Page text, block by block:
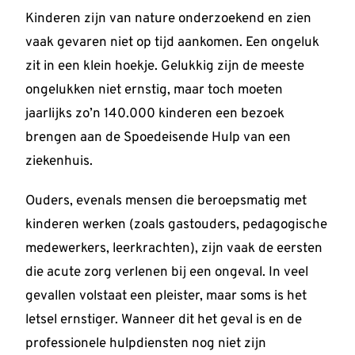
Kinderen zijn van nature onderzoekend en zien
vaak gevaren niet op tijd aankomen. Een ongeluk
zit in een klein hoekje. Gelukkig zijn de meeste
ongelukken niet ernstig, maar toch moeten
jaarlijks zo’n 140.000 kinderen een bezoek
brengen aan de Spoedeisende Hulp van een
ziekenhuis.
Ouders, evenals mensen die beroepsmatig met
kinderen werken (zoals gastouders, pedagogische
medewerkers, leerkrachten), zijn vaak de eersten
die acute zorg verlenen bij een ongeval. In veel
gevallen volstaat een pleister, maar soms is het
letsel ernstiger. Wanneer dit het geval is en de
professionele hulpdiensten nog niet zijn